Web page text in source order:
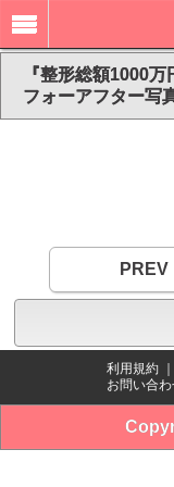
『整形総額1000
フォーアフター写
PREV
利用規約
お問い合